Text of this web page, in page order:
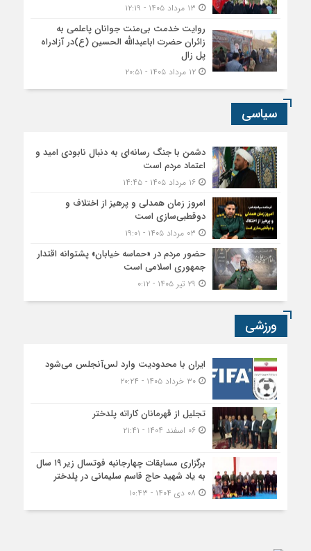
روایت خدمت بی‌منت جوانان پاعلمی به
زائران حضرت اباعبدالله الحسین (ع)در آزادراه
پل زال
۱۲ مرداد ۱۴۰۵ - ۲۰:۵۱
سیاسی
دشمن با جنگ رسانه‌ای به دنبال نابودی امید و
اعتماد مردم است
۱۶ مرداد ۱۴۰۵ - ۱۴:۴۵
امروز زمان همدلی و پرهیز از اختلاف و
دوقطبی‌سازی است
حضور مردم در «حماسه خیابان» پشتوانه اقتدار
جمهوری اسلامی است
ورزشی
ایران با محدودیت وارد لس‌آنجلس می‌شود
۳۰ خرداد ۱۴۰۵ - ۲۰:۲۴
تجلیل از قهرمانان کاراته پلدختر
۰۶ اسفند ۱۴۰۴ - ۲۱:۴۱
برگزاری مسابقات چهارجانبه فوتسال زیر ۱۹ سال
به یاد شهید حاج قاسم سلیمانی در پلدختر